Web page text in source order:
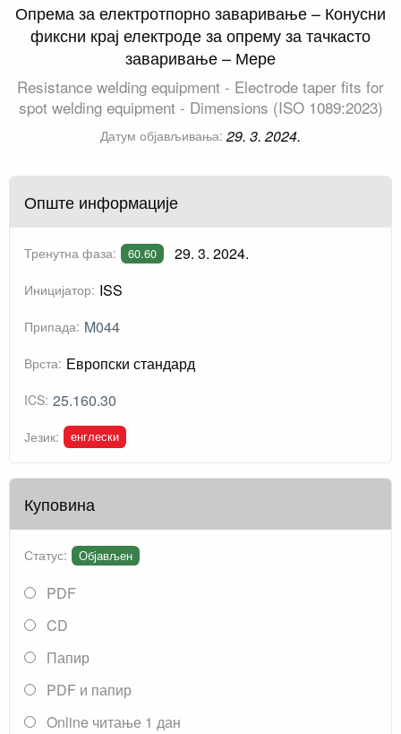
Опрема за електротпорно заваривање – Конусни
фиксни крај електроде за опрему за тачкасто
заваривање – Мере
Resistance welding equipment - Electrode taper fits for
spot welding equipment - Dimensions (ISO 1089:2023)
Датум објављивања: 29. 3. 2024.
Опште информације
Тренутна фаза: 60.60 29. 3. 2024.
Иницијатор: ISS
Припада: M044
Врста: Европски стандард
ICS: 25.160.30
Језик: енглески
Куповина
Статус: Објављен
PDF
CD
Папир
PDF и папир
Online читање 1 дан